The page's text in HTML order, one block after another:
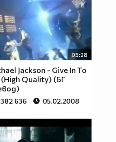
05:28
Jackson - Give In To
(High Quality) (БГ
382 636 05.02.2008